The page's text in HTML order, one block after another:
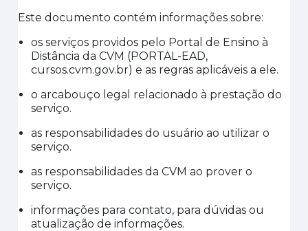
Este documento contém informações sobre:
os serviços providos pelo Portal de Ensino à
Distância da CVM (PORTAL-EAD,
cursos.cvm.gov.br) e as regras aplicáveis a ele.
o arcabouço legal relacionado à prestação do
serviço.
as responsabilidades do usuário ao utilizar o
serviço.
as responsabilidades da CVM ao prover o
serviço.
informações para contato, para dúvidas ou
atualização de informações.